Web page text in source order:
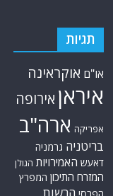
תגיות
או"ם אוקראינה
איראן אירופה
אפריקה ארה"ב
בריטניה גרמניה
דאעש האמירויות הגולן
המזרח התיכון המפרץ
הפרסי הרשות